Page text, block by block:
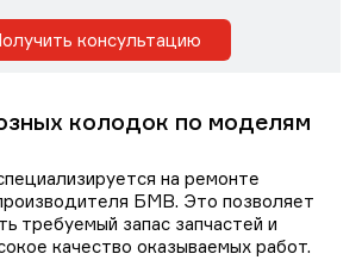
консультацию
колодок по моделям
на ремонте
БМВ. Это позволяет
требуемый запас запчастей и
качество оказываемых работ.